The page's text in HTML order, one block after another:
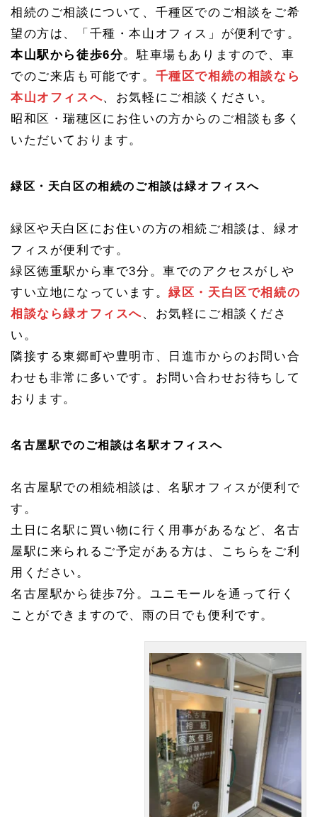
軽
相続のご相談について、千種区でのご相談をご希
望の方は、「千種・本山オフィス」が便利です。
本山駅から徒歩6分。駐車場もありますので、車
でのご来店も可能です。 千種区で相続の相談なら
本山オフィスへ、お気軽にご相談ください。
昭和区・瑞穂区にお住いの方からのご相談も多く
いただいております。
緑区・天白区の相続のご相談は緑オフィスへ
緑区や天白区にお住いの方の相続ご相談は、緑オ
フィスが便利です。
緑区徳重駅から車で3分。車でのアクセスがしや
すい立地になっています。緑区・天白区で相続の
相談なら緑オフィスへ、お気軽にご相談くださ
い。
隣接する東郷町や豊明市、日進市からのお問い合
わせも非常に多いです。お問い合わせお待ちして
おります。
名古屋駅でのご相談は名駅オフィスへ
名古屋駅での相続相談は、名駅オフィスが便利で
す。
土日に名駅に買い物に行く用事があるなど、名古
屋駅に来られるご予定がある方は、こちらをご利
用ください。
名古屋駅から徒歩7分。ユニモールを通って行く
ことができますので、雨の日でも便利です。